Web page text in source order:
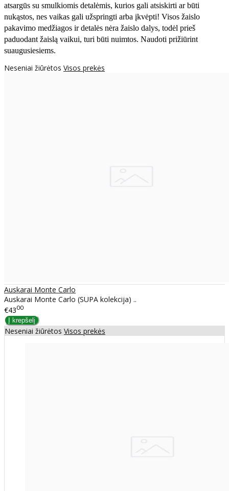
atsargūs su smulkiomis detalėmis, kurios gali atsiskirti ar būti
nukąstos, nes vaikas gali užspringti arba įkvėpti! Visos žaislо
pakavimo medžiagos ir detalės nėra žaislo dalys, todėl prieš
paduodant žaislą vaikui, turi būti nuimtos. Naudoti prižiūrint
suaugusiesiems.
Neseniai žiūrėtos Visos prekės
Auskarai Monte Carlo
Auskarai Monte Carlo (SUPA kolekcija) ..
€4300
Neseniai žiūrėtos Visos prekės